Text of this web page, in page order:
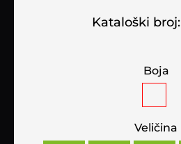
Kataloški broj:
Boja
Veličina